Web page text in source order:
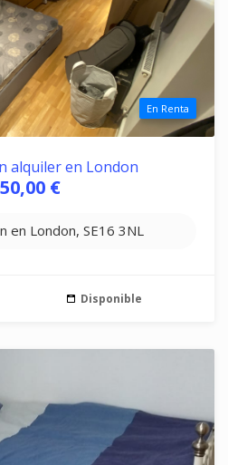
En Renta
alquiler en London
€
en London, SE16 3NL
Disponible